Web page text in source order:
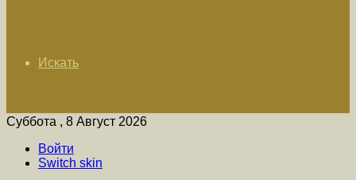
Искать
Суббота , 8 Август 2026
Войти
Switch skin